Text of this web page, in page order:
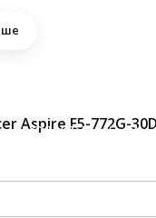
Aspire E5-772G-